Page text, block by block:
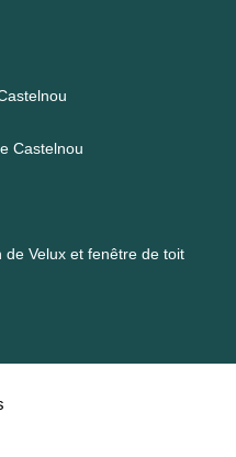
Castelnou
Velux et fenêtre de toit